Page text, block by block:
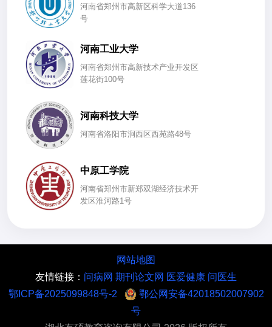
河南省郑州市高新区科学大道136
号
河南工业大学
河南省郑州市高新技术产业开发区
莲花街100号
河南科技大学
河南省洛阳市涧西区西苑路48号
中原工学院
河南省郑州市新郑双湖经济技术开
发区淮河路1号
网站地图
友情链接： 问病网 期刊论文网 医爱健康 问医生
鄂ICP备2025099848号-2
鄂公网安备42018502007902
号